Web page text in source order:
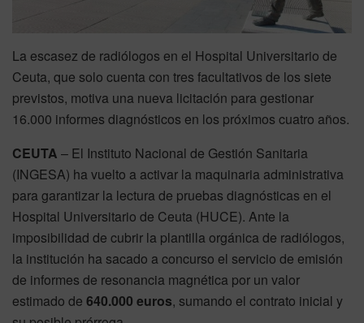
La escasez de radiólogos en el Hospital Universitario de
Ceuta, que solo cuenta con tres facultativos de los siete
previstos, motiva una nueva licitación para gestionar
16.000 informes diagnósticos en los próximos cuatro años.
CEUTA – El Instituto Nacional de Gestión Sanitaria
(INGESA) ha vuelto a activar la maquinaria administrativa
para garantizar la lectura de pruebas diagnósticas en el
Hospital Universitario de Ceuta (HUCE). Ante la
imposibilidad de cubrir la plantilla orgánica de radiólogos,
la institución ha sacado a concurso el servicio de emisión
de informes de resonancia magnética por un valor
estimado de 640.000 euros, sumando el contrato inicial y